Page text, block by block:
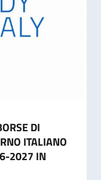
DI
ITALIANO
2027 IN